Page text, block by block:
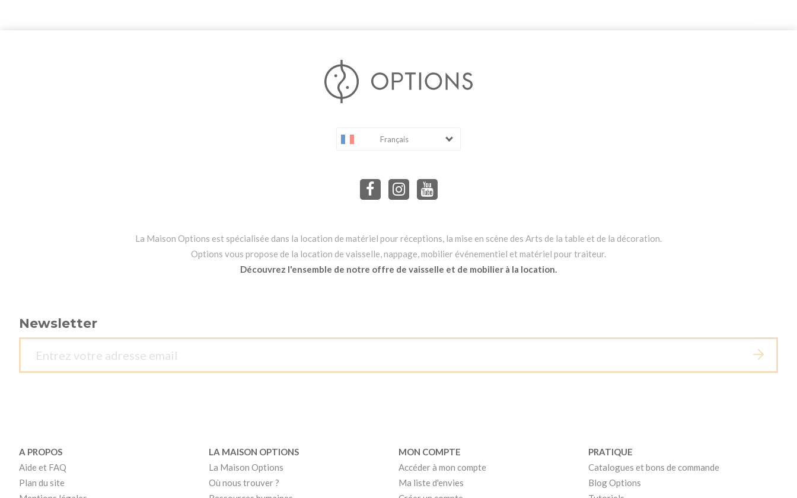
Français
La Maison Options est spécialisée dans la location de matériel pour réceptions, la mise en scène des Arts de la table et de la décoration.
Options vous propose de la location de vaisselle, nappage, mobilier événementiel et matériel pour traiteur.
Découvrez l'ensemble de notre offre de vaisselle et de mobilier à la location.
Newsletter
A PROPOS
Aide et FAQ
Plan du site
LA MAISON OPTIONS
La Maison Options
Où nous trouver ?
MON COMPTE
Accéder à mon compte
Ma liste d'envies
PRATIQUE
Catalogues et bons de commande
Blog Options